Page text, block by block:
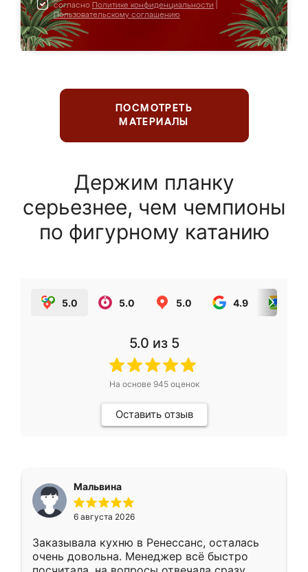
согласно Политике конфиденциальности
Пользовательскому соглашению
ПОСМОТРЕТЬ
МАТЕРИАЛЫ
Держим планку
серьезнее, чем чемпионы
по фигурному катанию
5.0 5.0 5.0 4.9
5.0 из 5
На основе 945оценок
Оставить отзыв
Мальвина
6 августа 2026
Заказывала кухню в Ренессанс, осталась
очень довольна. Менеджер всё быстро